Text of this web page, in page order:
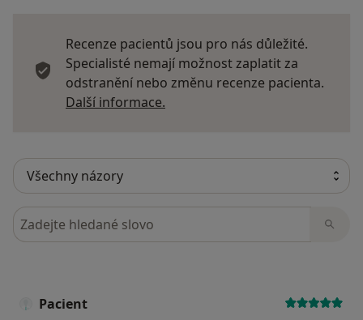
Recenze pacientů jsou pro nás důležité.
Specialisté nemají možnost zaplatit za
odstranění nebo změnu recenze pacienta.
Další informace.
Hledejte v názorech
Pacient